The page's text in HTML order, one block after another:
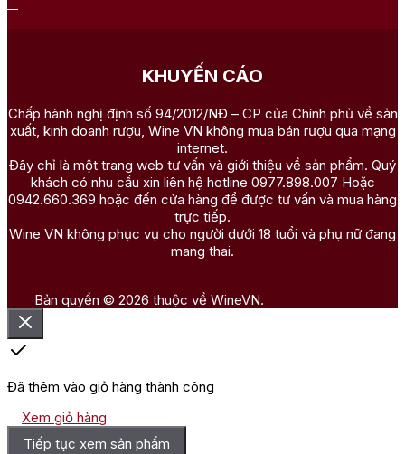
KHUYẾN CÁO
Chấp hành nghị định số 94/2012/NĐ – CP của Chính phủ về sản
xuất, kinh doanh rượu, Wine VN không mua bán rượu qua mạng
internet.
Đây chỉ là một trang web tư vấn và giới thiệu về sản phẩm. Quý
khách có nhu cầu xin liên hệ hotline 0977.898.007 Hoặc
0942.660.369 hoặc đến cửa hàng để được tư vấn và mua hàng
trực tiếp.
Wine VN không phục vụ cho người dưới 18 tuổi và phụ nữ đang
mang thai.
Bản quyền © 2026 thuộc về WineVN.
Đã thêm vào giỏ hàng thành công
Xem giỏ hàng
Tiếp tục xem sản phẩm